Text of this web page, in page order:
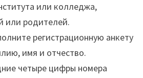
или колледжа,
или родителей.
регистрационную анкету
имя и отчество.
четыре цифры номера